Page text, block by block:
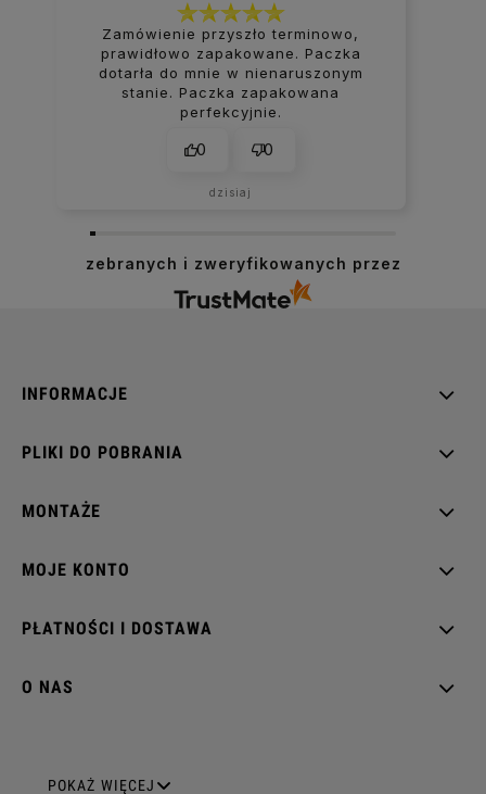
Zamówienie przyszło terminowo,
prawidłowo zapakowane. Paczka
dotarła do mnie w nienaruszonym
stanie. Paczka zapakowana
perfekcyjnie.
0 0
dzisiaj
zebranych i zweryfikowanych przez
INFORMACJE
PLIKI DO POBRANIA
MONTAŻE
MOJE KONTO
PŁATNOŚCI I DOSTAWA
O NAS
GNIAZDA ELEKTRYCZNE
POKAŻ WIĘCEJ